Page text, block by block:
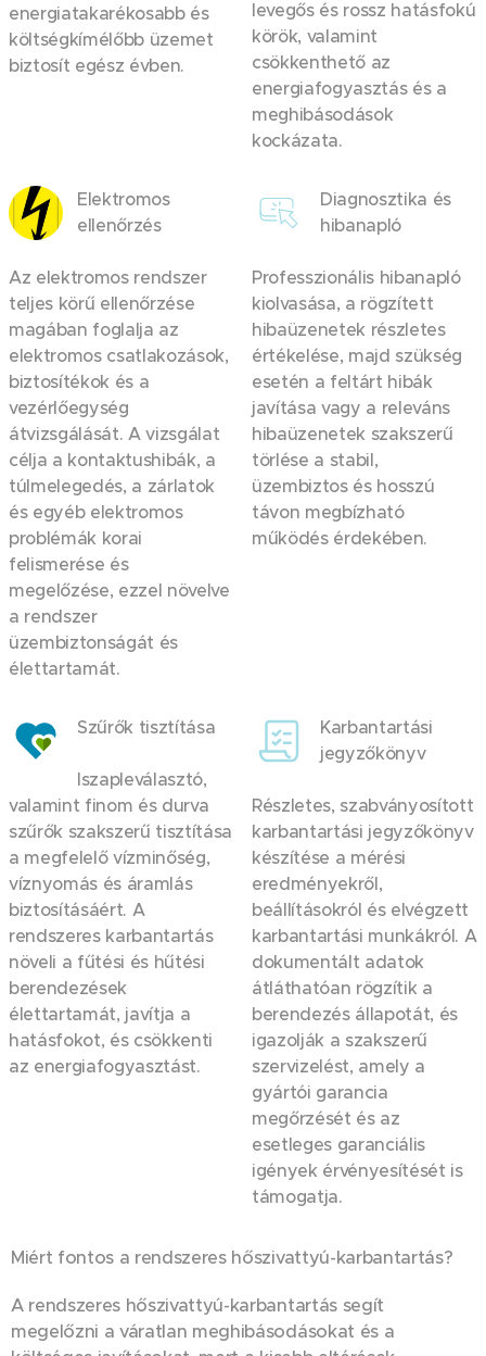
energiatakarékosabb és
költségkímélőbb üzemet
biztosít egész évben.
levegős és rossz hatásfokú
körök, valamint
csökkenthető az
energiafogyasztás és a
meghibásodások
kockázata.
Elektromos
ellenőrzés
Az elektromos rendszer
teljes körű ellenőrzése
magában foglalja az
elektromos csatlakozások,
biztosítékok és a
vezérlőegység
átvizsgálását. A vizsgálat
célja a kontaktushibák, a
túlmelegedés, a zárlatok
és egyéb elektromos
problémák korai
felismerése és
megelőzése, ezzel növelve
a rendszer
üzembiztonságát és
élettartamát.
Diagnosztika és
hibanapló
Professzionális hibanapló
kiolvasása, a rögzített
hibaüzenetek részletes
értékelése, majd szükség
esetén a feltárt hibák
javítása vagy a releváns
hibaüzenetek szakszerű
törlése a stabil,
üzembiztos és hosszú
távon megbízható
működés érdekében.
Szűrők tisztítása
Iszapleválasztó,
valamint finom és durva
szűrők szakszerű tisztítása
a megfelelő vízminőség,
víznyomás és áramlás
biztosításáért. A
rendszeres karbantartás
növeli a fűtési és hűtési
berendezések
élettartamát, javítja a
hatásfokot, és csökkenti
az energiafogyasztást.
Karbantartási
jegyzőkönyv
Részletes, szabványosított
karbantartási jegyzőkönyv
készítése a mérési
eredményekről,
beállításokról és elvégzett
karbantartási munkákról. A
dokumentált adatok
átláthatóan rögzítik a
berendezés állapotát, és
igazolják a szakszerű
szervizelést, amely a
gyártói garancia
megőrzését és az
esetleges garanciális
igények érvényesítését is
támogatja.
Miért fontos a rendszeres hőszivattyú-karbantartás?
A rendszeres hőszivattyú-karbantartás segít
megelőzni a váratlan meghibásodásokat és a